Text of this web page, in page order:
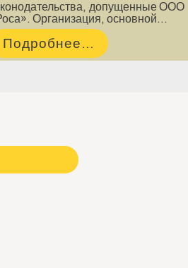
допущенные ООО
Организация, основной…
Подробнее...